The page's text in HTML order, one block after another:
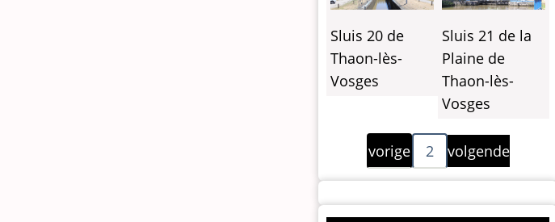
Sluis 20 de
Thaon-lès-
Vosges
Sluis 21 de la
Plaine de
Thaon-lès-
Vosges
Paginering
Vorige
pagina
vorige 2
Volgende
pagina
volgende